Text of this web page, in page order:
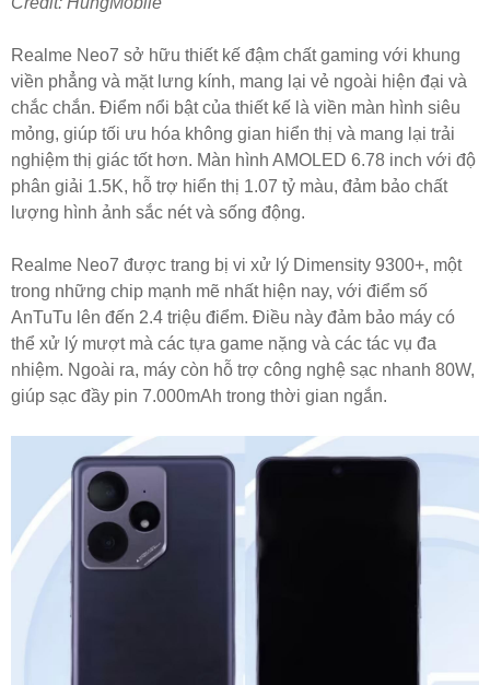
Realme Neo7 sở hữu thiết kế đậm chất gaming với khung
viền phẳng và mặt lưng kính, mang lại vẻ ngoài hiện đại và
chắc chắn. Điểm nổi bật của thiết kế là viền màn hình siêu
mỏng, giúp tối ưu hóa không gian hiển thị và mang lại trải
nghiệm thị giác tốt hơn. Màn hình AMOLED 6.78 inch với độ
phân giải 1.5K, hỗ trợ hiển thị 1.07 tỷ màu, đảm bảo chất
lượng hình ảnh sắc nét và sống động.
Realme Neo7 được trang bị vi xử lý Dimensity 9300+, một
trong những chip mạnh mẽ nhất hiện nay, với điểm số
AnTuTu lên đến 2.4 triệu điểm. Điều này đảm bảo máy có
thể xử lý mượt mà các tựa game nặng và các tác vụ đa
nhiệm. Ngoài ra, máy còn hỗ trợ công nghệ sạc nhanh 80W,
giúp sạc đầy pin 7.000mAh trong thời gian ngắn.